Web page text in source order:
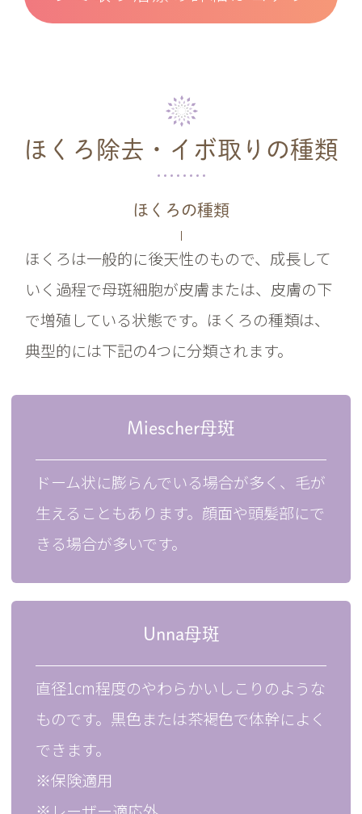
ほくろ除去・イボ取りの種類
ほくろの種類
ほくろは一般的に後天性のもので、成長して
いく過程で母斑細胞が皮膚または、皮膚の下
で増殖している状態です。ほくろの種類は、
典型的には下記の4つに分類されます。
Miescher母斑
ドーム状に膨らんでいる場合が多く、毛が
生えることもあります。顔面や頭髪部にで
きる場合が多いです。
Unna母斑
直径1cm程度のやわらかいしこりのような
ものです。黒色または茶褐色で体幹によく
できます。
※保険適用